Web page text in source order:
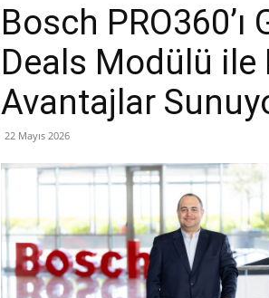
Bosch
Deals Modülü ile
Avantajlar
22 Mayıs 2026